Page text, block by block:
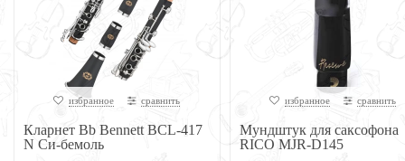
избранное сравнить
Кларнет Bb Bennett BCL-417
N Си-бемоль
избранное сравнить
Мундштук для саксофона
RICO MJR-D145